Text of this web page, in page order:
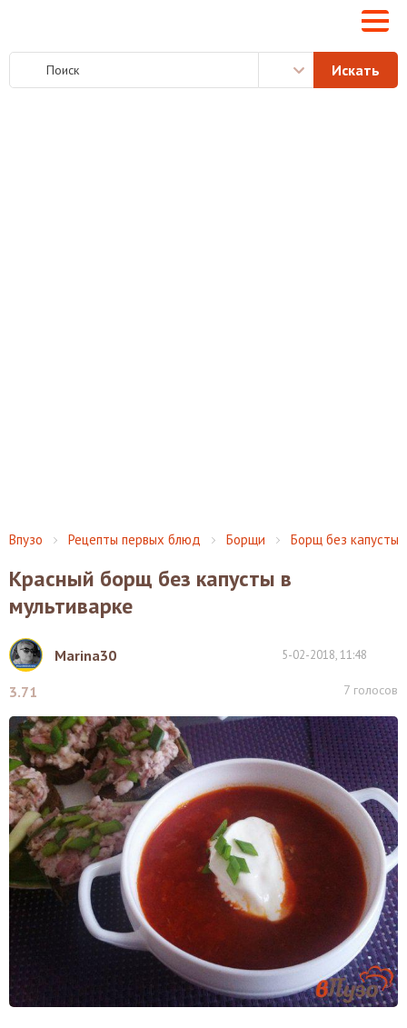
Впузо Рецепты первых блюд Борщи Борщ без капусты
Красный борщ без капусты в
мультиварке
Marina30 5-02-2018, 11:48
3.71 7 голосов